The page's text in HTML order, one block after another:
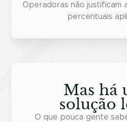
Operadoras não justificam
percentuais
Mas há
solução
O que pouca gente